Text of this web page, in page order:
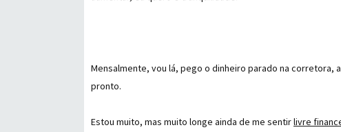
Mensalmente, vou lá, pego o dinheiro parado na corretora,
pronto.
Estou muito, mas muito longe ainda de me sentirlivre